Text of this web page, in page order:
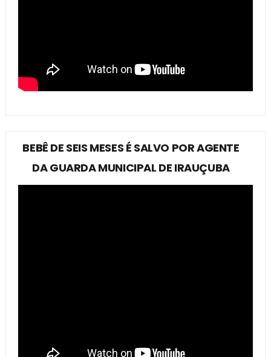
BEBÊ DE SEIS MESES É SALVO POR AGENTE
DA GUARDA MUNICIPAL DE IRAUÇUBA